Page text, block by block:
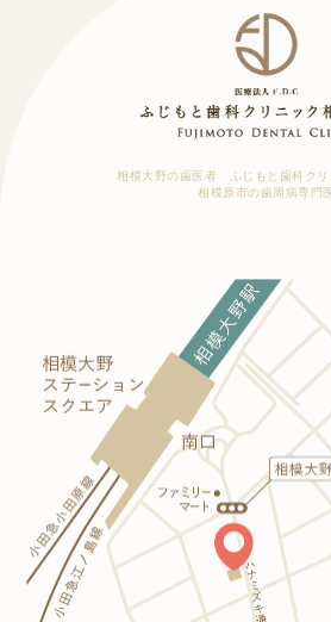
相模大野の歯医者 ふじもと歯科クリ
相模原市の歯周病専門